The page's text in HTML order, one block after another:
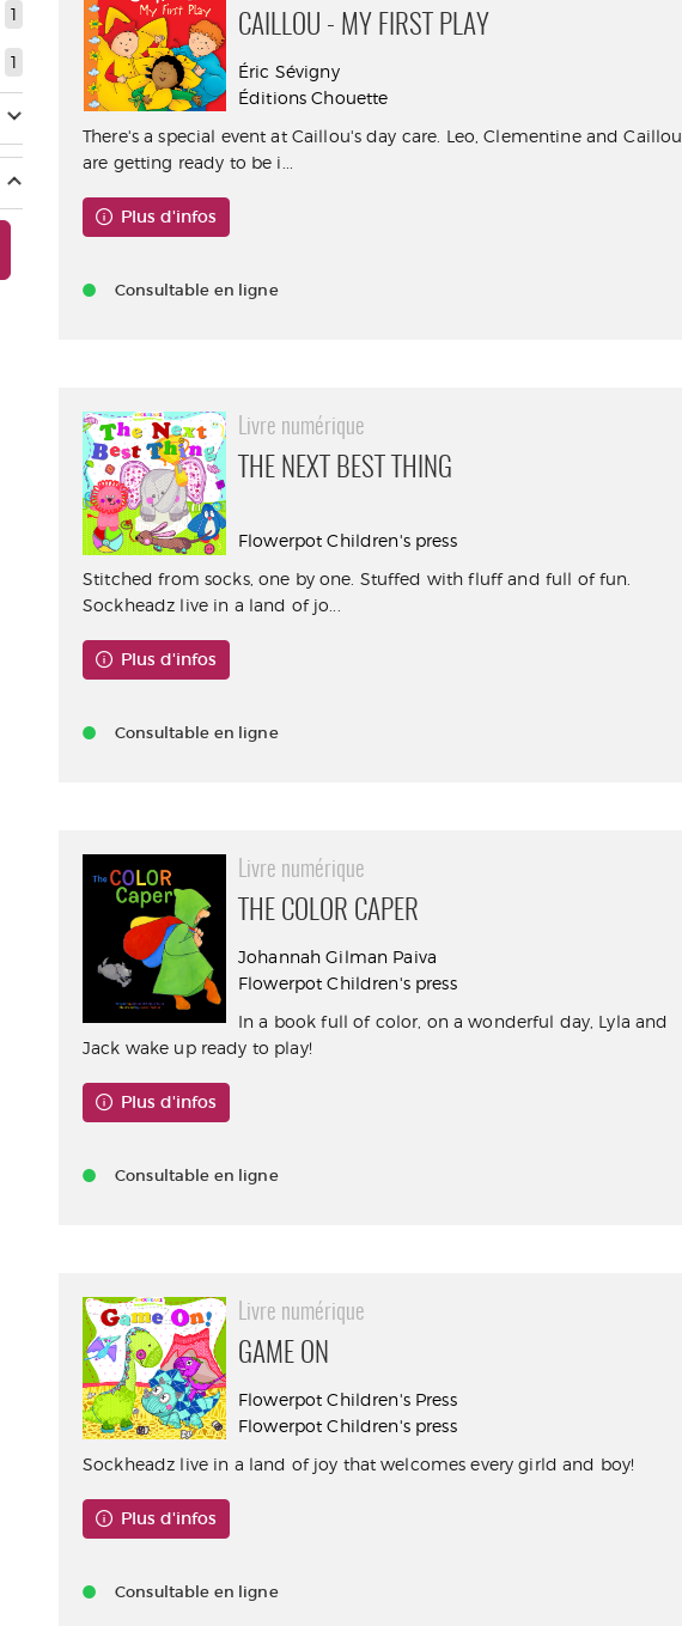
CAILLOU - MY FIRST PLAY
Éric Sévigny
Éditions Chouette
There's a special event at Caillou's day care. Leo, Clementine and Caillou
are getting ready to be i...
Plus d'infos
Consultable en ligne
Livre numérique
THE NEXT BEST THING
Flowerpot Children's press
Stitched from socks, one by one. Stuffed with fluff and full of fun.
Sockheadz live in a land of jo...
Plus d'infos
Consultable en ligne
Livre numérique
THE COLOR CAPER
Johannah Gilman Paiva
Flowerpot Children's press
In a book full of color, on a wonderful day, Lyla and
Jack wake up ready to play!
Plus d'infos
Consultable en ligne
Livre numérique
GAME ON
Flowerpot Children's Press
Flowerpot Children's press
Sockheadz live in a land of joy that welcomes every girld and boy!
Plus d'infos
Consultable en ligne
1
1